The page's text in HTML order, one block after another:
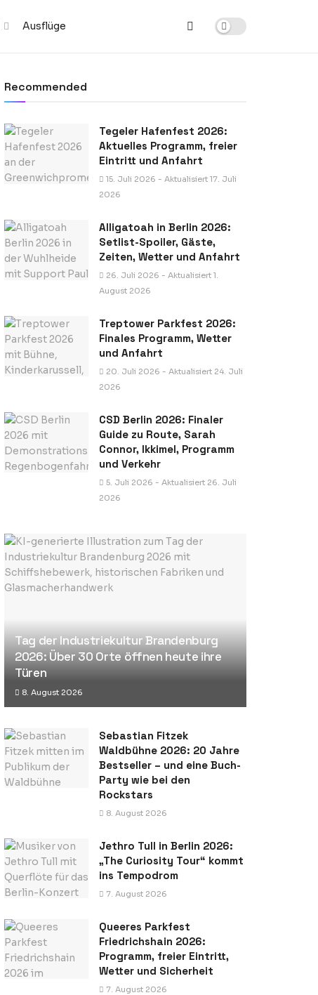
Ausflüge
Recommended
Tegeler Hafenfest 2026:
Aktuelles Programm, freier
Eintritt und Anfahrt
15. Juli 2026 - Aktualisiert 17. Juli
2026
Alligatoah in Berlin 2026:
Setlist-Spoiler, Gäste,
Zeiten, Wetter und Anfahrt
26. Juli 2026 - Aktualisiert 1.
August 2026
Treptower Parkfest 2026:
Finales Programm, Wetter
und Anfahrt
20. Juli 2026 - Aktualisiert 24. Juli
2026
CSD Berlin 2026: Finaler
Guide zu Route, Sarah
Connor, Ikkimel, Programm
und Verkehr
5. Juli 2026 - Aktualisiert 26. Juli
2026
Tag der Industriekultur Brandenburg
2026: Über 30 Orte öffnen heute ihre
Türen
8. August 2026
Sebastian Fitzek
Waldbühne 2026: 20 Jahre
Bestseller – und eine Buch-
Party wie bei den
Rockstars
8. August 2026
Jethro Tull in Berlin 2026:
„The Curiosity Tour“ kommt
ins Tempodrom
7. August 2026
Queeres Parkfest
Friedrichshain 2026:
Programm, freier Eintritt,
Wetter und Sicherheit
7. August 2026